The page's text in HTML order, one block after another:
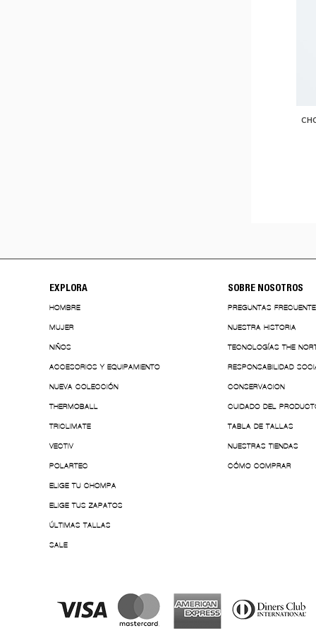
EXPLORA
HOMBRE
MUJER
NIÑOS
ACCESORIOS Y EQUIPAMIENTO
NUEVA COLECCIÓN
THERMOBALL
TRICLIMATE
VECTIV
POLARTEC
ELIGE TU CHOMPA
ELIGE TUS ZAPATOS
ÚLTIMAS TALLAS
SALE
SOBRE NOSOTROS
PREGUNTAS
NUESTRA HISTORIA
TECNOLOGÍAS THE
RESPONSABILIDAD
CONSERVACION
CUIDADO DEL
TABLA DE TALLAS
NUESTRAS TIENDAS
CÓMO COMPRAR